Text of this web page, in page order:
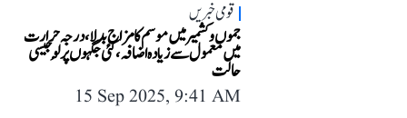
قومی خبریں
جموں و کشمیر میں موسم کا مزاج بدلا، درجہ حرارت
میں معمول سے زیادہ اضافہ، کئی جگہوں پر لُو جیسی
حالت
15 Sep 2025, 9:41 AM